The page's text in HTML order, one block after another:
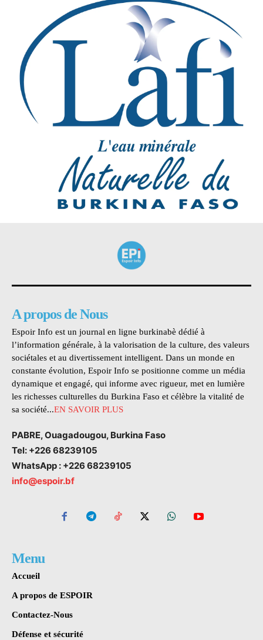
A propos de Nous
Espoir Info est un journal en ligne burkinabè dédié à
l’information générale, à la valorisation de la culture, des valeurs
sociétales et au divertissement intelligent. Dans un monde en
constante évolution, Espoir Info se positionne comme un média
dynamique et engagé, qui informe avec rigueur, met en lumière
les richesses culturelles du Burkina Faso et célèbre la vitalité de
sa société...EN SAVOIR PLUS
PABRE, Ouagadougou, Burkina Faso
Tel: +226 68239105
WhatsApp : +226 68239105
info@espoir.bf
Menu
Accueil
A propos de ESPOIR
Contactez-Nous
Défense et sécurité